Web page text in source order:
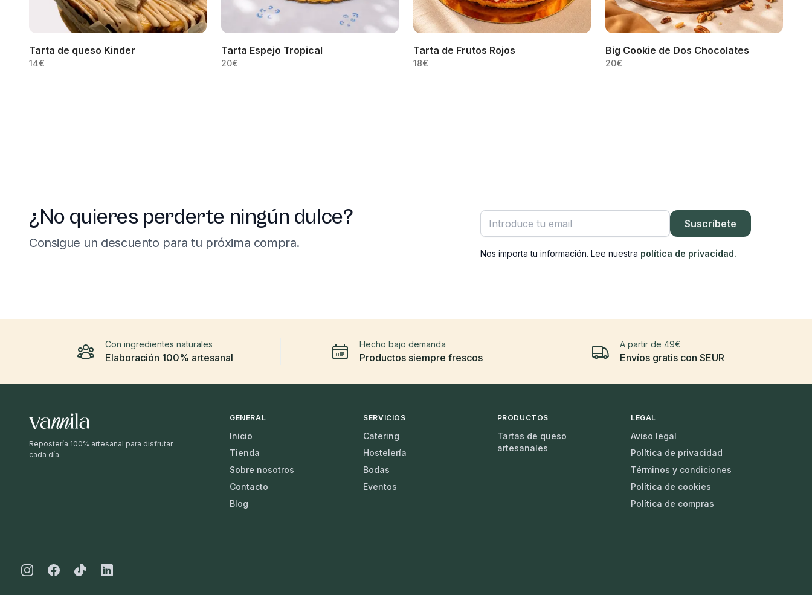
Tarta de queso Kinder
14€
Tarta Espejo Tropical
20€
Tarta de Frutos Rojos
18€
Big Cookie de Dos Chocolates
20€
¿No quieres perderte ningún dulce?
Consigue un descuento para tu próxima compra.
Correo electrónico
Suscríbete
Nos importa tu información. Lee nuestra política de privacidad.
Elaboración 100% artesanal
Con ingredientes naturales
Productos siempre frescos
Hecho bajo demanda
Envíos gratis con SEUR
A partir de 49€
Repostería 100% artesanal para disfrutar
cada día.
GENERAL
Inicio
Tienda
Sobre nosotros
Contacto
Blog
SERVICIOS
Catering
Hostelería
Bodas
Eventos
PRODUCTOS
Tartas de queso
artesanales
LEGAL
Aviso legal
Política de privacidad
Términos y condiciones
Política de cookies
Política de compras
InstagramFacebook
Tiktok Linkedin